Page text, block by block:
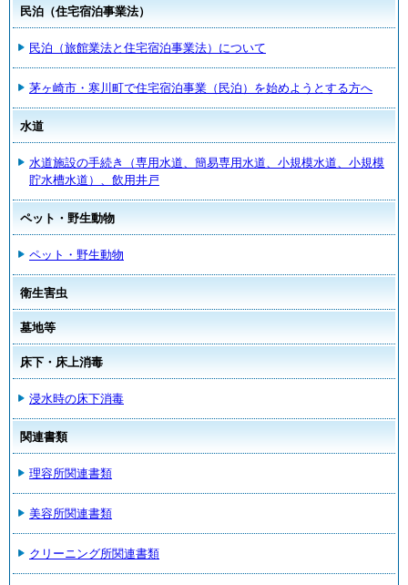
民泊（住宅宿泊事業法）
民泊（旅館業法と住宅宿泊事業法）について
茅ヶ崎市・寒川町で住宅宿泊事業（民泊）を始めようとする方へ
水道
水道施設の手続き（専用水道、簡易専用水道、小規模水道、小規模
貯水槽水道）、飲用井戸
ペット・野生動物
ペット・野生動物
衛生害虫
墓地等
床下・床上消毒
浸水時の床下消毒
関連書類
理容所関連書類
美容所関連書類
クリーニング所関連書類